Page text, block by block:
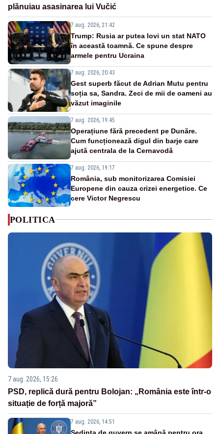
plănuiau asasinarea lui Vučić
7 aug. 2026, 21:42
Trump: Rusia ar putea lovi un stat NATO
în această toamnă. Ce spune despre
armele pentru Ucraina
7 aug. 2026, 20:43
Gest superb făcut de Adrian Mutu pentru
soția sa, Sandra. Zeci de mii de oameni au
văzut imaginile
7 aug. 2026, 19:45
Operațiune fără precedent pe Dunăre.
Cum funcționează digul din barje care
ajută centrala de la Cernavodă
7 aug. 2026, 19:17
România, sub monitorizarea Comisiei
Europene din cauza crizei energetice. Ce
cere Victor Negrescu
POLITICA
7 aug. 2026, 15:26
PSD, replică dură pentru Bolojan: „România este într-o
situație de forță majoră”
7 aug. 2026, 14:51